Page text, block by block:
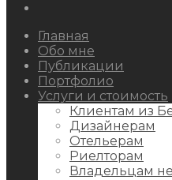
Главная
Обо мне
Публикации
Портфолио
Услуги и стоимость
Клиентам из
Дизайнерам
Отельерам
Риелторам
Владельцам